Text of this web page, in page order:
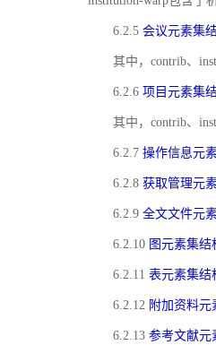
6.2.5 会议元素集
其中，contrib、
6.2.6 项目元素集
其中，contrib、
6.2.7 操作信息元
6.2.8 获取管理元
6.2.9 全文文件元
6.2.10 图元素集结
6.2.11 表元素集结
6.2.12 附加资料元
6.2.13 参考文献元